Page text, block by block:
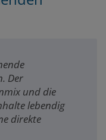
Der
und die
lebendig
direkte